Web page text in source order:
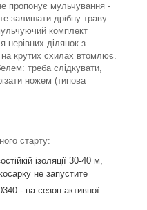
пропонує мульчування -
залишати дрібну траву
комплект
нерівних ділянок з
крутих схилах втомлює.
треба слідкувати,
ножем (типова
старту:
ізоляції 30-40 м,
не запустите
- на сезон активної